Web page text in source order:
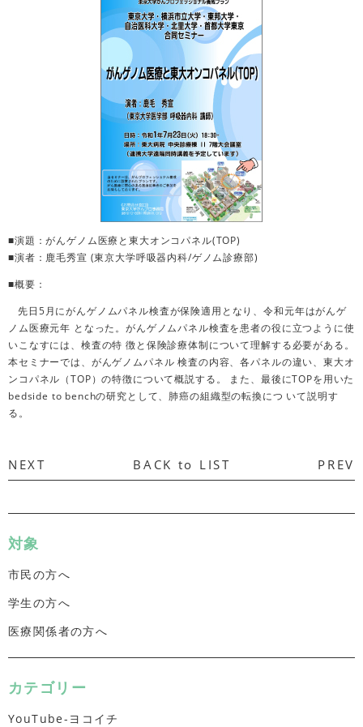
■演題：がんゲノム医療と東大オンコパネル(TOP)
■演者：鹿毛秀宣 (東京大学呼吸器内科/ゲノム診療部)
■概要：
先日5月にがんゲノムパネル検査が保険適用となり、令和元年はがんゲ
ノム医療元年 となった。がんゲノムパネル検査を患者の役に立つように使
いこなすには、検査の特 徴と保険診療体制について理解する必要がある。
本セミナーでは、がんゲノムパネル 検査の内容、各パネルの違い、東大オ
ンコパネル（TOP）の特徴について概説する。 また、最後にTOPを用いた
bedside to benchの研究として、肺癌の組織型の転換につ いて説明す
る。
NEXT BACK to LIST PREV
対象
市民の方へ
学生の方へ
医療関係者の方へ
カテゴリー
YouTube-ヨコイチ